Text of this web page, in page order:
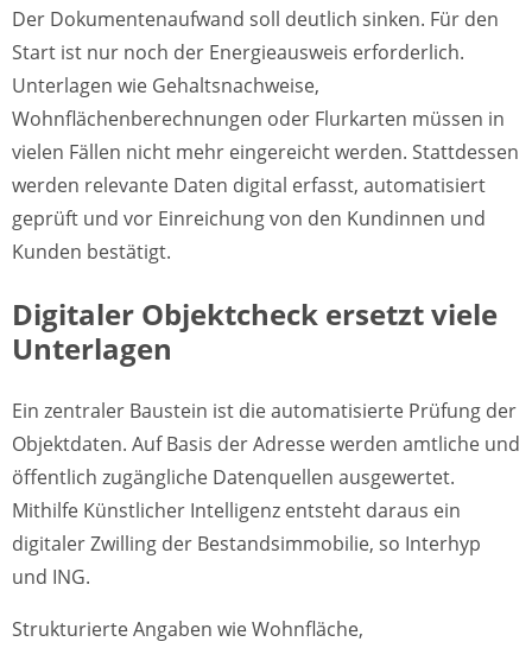
Der Dokumentenaufwand soll deutlich sinken. Für den
Start ist nur noch der Energieausweis erforderlich.
Unterlagen wie Gehaltsnachweise,
Wohnflächenberechnungen oder Flurkarten müssen in
vielen Fällen nicht mehr eingereicht werden. Stattdessen
werden relevante Daten digital erfasst, automatisiert
geprüft und vor Einreichung von den Kundinnen und
Kunden bestätigt.
Digitaler Objektcheck ersetzt viele
Unterlagen
Ein zentraler Baustein ist die automatisierte Prüfung der
Objektdaten. Auf Basis der Adresse werden amtliche und
öffentlich zugängliche Datenquellen ausgewertet.
Mithilfe Künstlicher Intelligenz entsteht daraus ein
digitaler Zwilling der Bestandsimmobilie, so Interhyp
und ING.
Strukturierte Angaben wie Wohnfläche,